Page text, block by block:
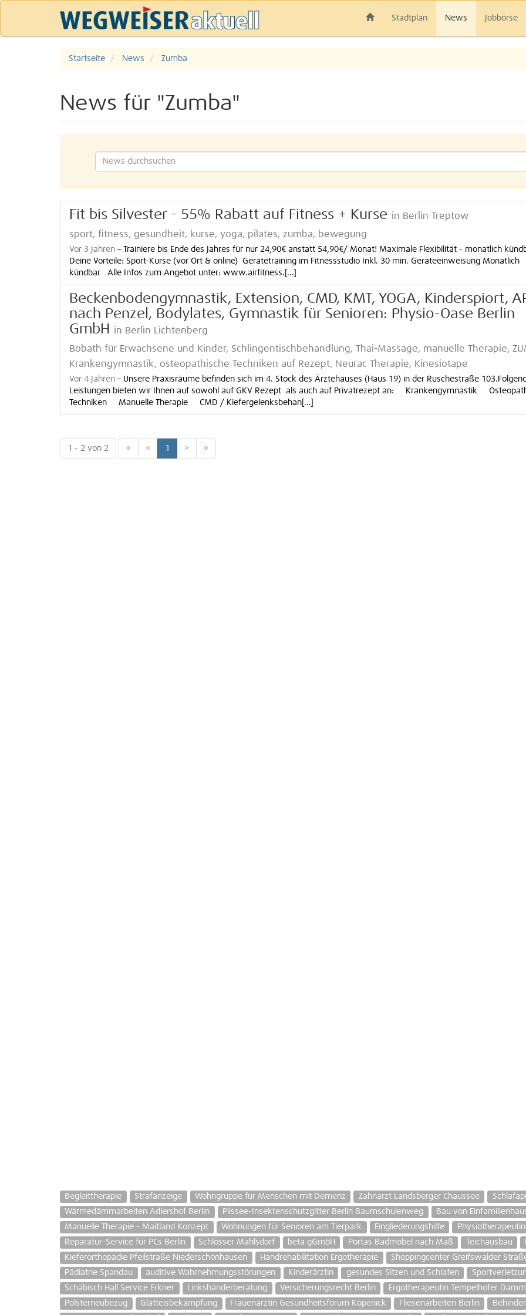
Stadtplan News Jobbörse
Startseite News Zumba
News für "Zumba"
Fit bis Silvester - 55% Rabatt auf Fitness + Kurse in Berlin Treptow
sport, fitness, gesundheit, kurse, yoga, pilates, zumba, bewegung
Vor 3 Jahren –
Trainiere bis Ende des Jahres für nur 24,90€ anstatt 54,90€/ Monat! Maximale Flexibilität - monatlich
Deine Vorteile: Sport-Kurse (vor Ort & online) Gerätetraining im Fitnessstudio Inkl. 30 min. Geräteeinweisung Monatlich
kündbar Alle Infos zum Angebot unter: www.airfitness.[...]
Beckenbodengymnastik, Extension, CMD, KMT, YOGA, Kinderspiort,
nach Penzel, Bodylates, Gymnastik für Senioren: Physio-Oase Berlin
GmbH
in Berlin Lichtenberg
Bobath für Erwachsene und Kinder, Schlingentischbehandlung, Thai-Massage, manuelle Therapie,
Krankengymnastik, osteopathische Techniken auf Rezept, Neurac Therapie, Kinesiotape
Vor 4 Jahren – Unsere Praxisräume befinden sich im 4. Stock des Ärztehauses (Haus 19) in der Ruschestraße
Leistungen bieten wir Ihnen auf sowohl auf GKV Rezept als auch auf Privatrezept an: Krankengymnastik
Techniken Manuelle Therapie CMD / Kiefergelenksbehan[...]
1 - 2 von 2 « < 1 > »
Begleittherapie Strafanzeige Wohngruppe für Menschen mit Demenz Zahnarzt Landsberger Chaussee
Wärmedämmarbeiten Adlershof Berlin
Plissee-Insektenschutzgitter Berlin Baumschulenweg Bau von
Manuelle Therapie - Maitland Konzept
Wohnungen für Senioren am Tierpark Eingliederungshilfe Physiotherapeutin
Reparatur-Service für PCs Berlin
Schlösser Mahlsdorf beta gGmbH Portas Badmöbel nach Maß Teichausbau
Kieferorthopädie Pfeilstraße Niederschönhausen
Handrehabilitation Ergotherapie Shoppingcenter Greifswalder
Pädiatrie Spandau
auditive Wahrnehmungsstörungen Kinderärztin gesundes Sitzen und Schlafen
Schäbisch Hall Service Erkner
Linkshänderberatung Versicherungsrecht Berlin Ergotherapeutin Tempelhofer Damm
Polsterneubezug
Glatteisbekämpfung Frauenärztin Gesundheitsforum Köpenick Fliesenarbeiten Berlin